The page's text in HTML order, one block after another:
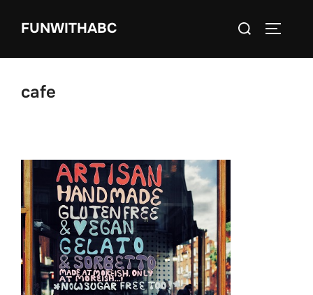
FUNWITHABC
検
対
cafe